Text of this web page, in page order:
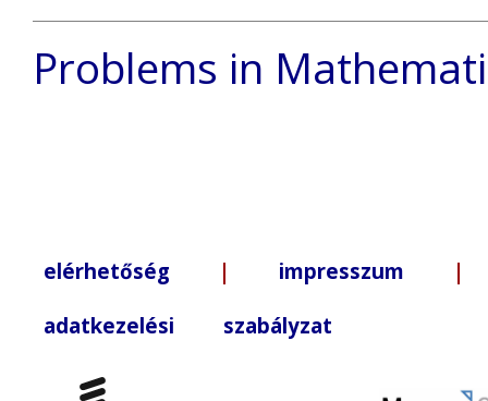
Problems in
elérhetőség | impresszum |
adatkezelési szabályzat